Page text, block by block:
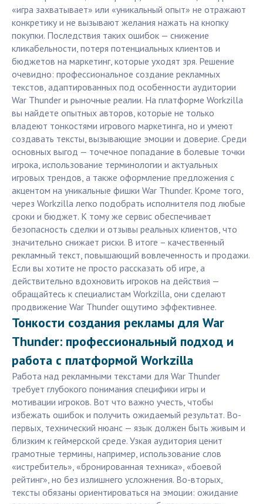
«игра захватывает» или «уникальный опыт» не отражают
конкретику и не вызывают желания нажать на кнопку
покупки. Последствия таких ошибок — снижение
кликабельности, потеря потенциальных клиентов и
бюджетов на маркетинг, которые уходят зря. Решение
очевидно: профессиональное создание рекламных
текстов, адаптированных под особенности аудитории
War Thunder и рыночные реалии. На платформе Workzilla
вы найдете опытных авторов, которые не только
владеют тонкостями игрового маркетинга, но и умеют
создавать тексты, вызывающие эмоции и доверие. Среди
основных выгод — точечное попадание в болевые точки
игрока, использование терминологии и актуальных
игровых трендов, а также оформление предложения с
акцентом на уникальные фишки War Thunder. Кроме того,
через Workzilla легко подобрать исполнителя под любые
сроки и бюджет. К тому же сервис обеспечивает
безопасность сделки и отзывы реальных клиентов, что
значительно снижает риски. В итоге – качественный
рекламный текст, повышающий вовлеченность и продажи.
Если вы хотите не просто рассказать об игре, а
действительно вдохновить игроков на действия —
обращайтесь к специалистам Workzilla, они сделают
продвижение War Thunder ощутимо эффективнее.
Тонкости создания рекламы для War
Thunder: профессиональный подход и
работа с платформой Workzilla
Работа над рекламными текстами для War Thunder
требует глубокого понимания специфики игры и
мотивации игроков. Вот что важно учесть, чтобы
избежать ошибок и получить ожидаемый результат. Во-
первых, технический нюанс — язык должен быть живым и
близким к геймерской среде. Узкая аудитория ценит
грамотные термины, например, использование слов
«истребитель», «бронированная техника», «боевой
рейтинг», но без излишнего усложнения. Во-вторых,
тексты обязаны ориентироваться на эмоции: ожидание